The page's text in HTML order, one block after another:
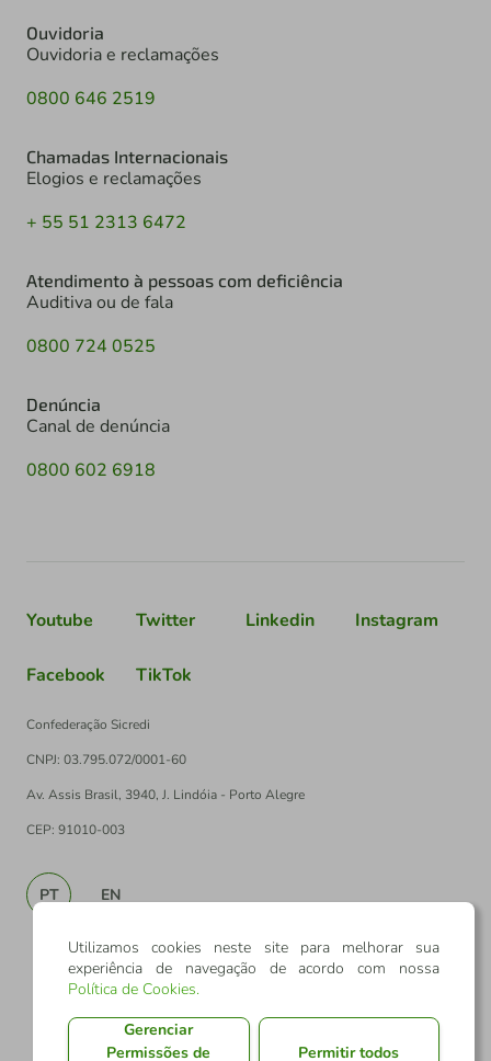
Ouvidoria
Ouvidoria e reclamações
0800 646 2519
Chamadas Internacionais
Elogios e reclamações
+ 55 51 2313 6472
Atendimento à pessoas com deficiência
Auditiva ou de fala
0800 724 0525
Denúncia
Canal de denúncia
0800 602 6918
Youtube Twitter Linkedin Instagram
Facebook TikTok
Confederação Sicredi
CNPJ: 03.795.072/0001-60
Av. Assis Brasil, 3940, J. Lindóia - Porto Alegre
CEP: 91010-003
PT EN
Utilizamos cookies neste site para melhorar sua
experiência de navegação de acordo com nossa
Política de Cookies.
Gerenciar
Permissões de
Permitir todos